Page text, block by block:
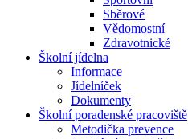
Sběrové
Vědomostní
Zdravotnické
Školní jídelna
Informace
Jídelníček
Dokumenty
Školní poradenské pracoviště
Metodička prevence